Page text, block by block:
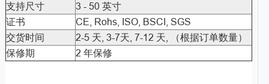
支持尺寸
3 - 50 英寸
证书
CE, Rohs, ISO, BSCI, SGS
交货时间
2-5 天, 3-7天, 7-12 天, （根据订单数量）
保修期
2 年保修